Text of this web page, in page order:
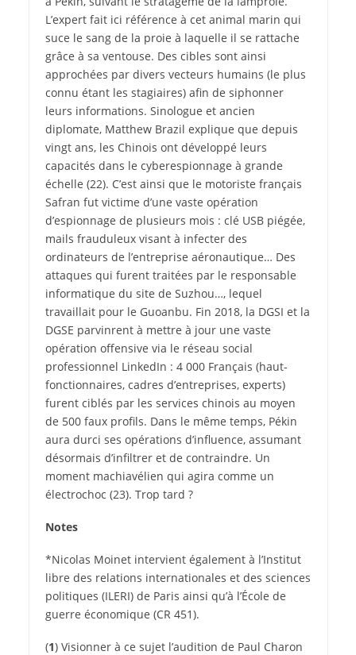
L’expert fait ici référence à cet animal marin qui
suce le sang de la proie à laquelle il se rattache
grâce à sa ventouse. Des cibles sont ainsi
approchées par divers vecteurs humains (le plus
connu étant les stagiaires) afin de siphonner
leurs informations. Sinologue et ancien
diplomate, Matthew Brazil explique que depuis
vingt ans, les Chinois ont développé leurs
capacités dans le cyberespionnage à grande
échelle (22). C’est ainsi que le motoriste français
Safran fut victime d’une vaste opération
d’espionnage de plusieurs mois : clé USB piégée,
mails frauduleux visant à infecter des
ordinateurs de l’entreprise aéronautique… Des
attaques qui furent traitées par le responsable
informatique du site de Suzhou…, lequel
travaillait pour le Guoanbu. Fin 2018, la DGSI et la
DGSE parvinrent à mettre à jour une vaste
opération offensive via le réseau social
professionnel LinkedIn : 4 000 Français (haut-
fonctionnaires, cadres d’entreprises, experts)
furent ciblés par les services chinois au moyen
de 500 faux profils. Dans le même temps, Pékin
aura durci ses opérations d’influence, assumant
désormais d’infiltrer et de contraindre. Un
moment machiavélien qui agira comme un
électrochoc (23). Trop tard ?
Notes
*Nicolas Moinet intervient également à l’Institut
libre des relations internationales et des sciences
politiques (ILERI) de Paris ainsi qu’à l’École de
guerre économique (CR 451).
(1)Visionner à ce sujet l’audition de Paul Charon